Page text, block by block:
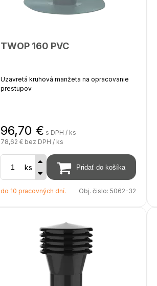
TWOP 160 PVC
Uzavretá kruhová manžeta na opracovanie
prestupov
priemer tvarovky - 200 mm
výška manžety - 150 mm
(približne RAL 7047)
96,70 € s DPH / ks
78,62 € bez DPH / ks
ks
do 10 pracovných dní. Obj. čislo: 5062-32